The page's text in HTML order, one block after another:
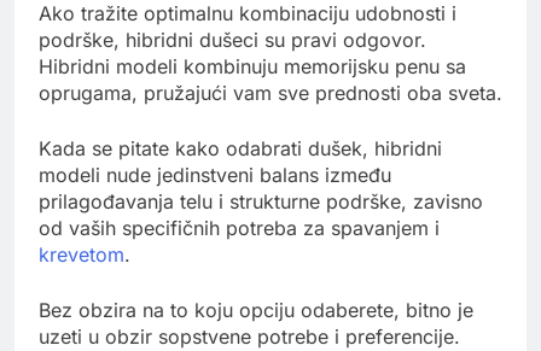
Ako tražite optimalnu kombinaciju udobnosti i
podrške, hibridni dušeci su pravi odgovor.
Hibridni modeli kombinuju memorijsku penu sa
oprugama, pružajući vam sve prednosti oba sveta.
Kada se pitate kako odabrati dušek, hibridni
modeli nude jedinstveni balans između
prilagođavanja telu i strukturne podrške, zavisno
od vaših specifičnih potreba za spavanjem i
krevetom.
Bez obzira na to koju opciju odaberete, bitno je
uzeti u obzir sopstvene potrebe i preferencije.